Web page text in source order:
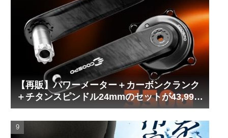
【再販】パワーメーター＋カーボンクランク
＋チタンスピンドル24mmのセットが43,999
円！